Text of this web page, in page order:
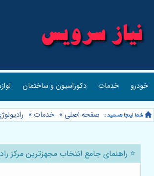
خودرو خدمات دکوراسیون و ساختمان
صفحه اصلی » خدمات »
⭐️ راهنمای جامع انتخاب مجهزترین مرکز